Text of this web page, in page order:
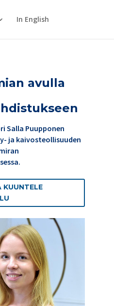
In English
avulla
Salla Puupponen
ja kaivosteollisuuden
KUUNTELE